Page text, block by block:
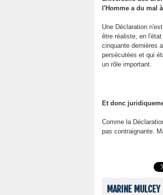
l'Homme a du mal
Une Déclaration
être réaliste, en
cinquante dernières
persécutées et qui
un rôle important.
Et donc
Comme la
pas contraignante.
MARINE MULCEY